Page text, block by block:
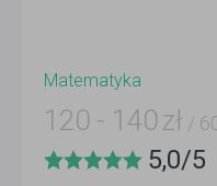
Matematyka
120 - 140 zł /
5,0/5